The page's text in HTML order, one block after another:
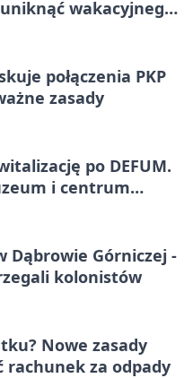
uniknąć wakacyjnego
połączenia PKP
zasady
po DEFUM.
i centrum
Dąbrowie Górniczej -
kolonistów
Nowe zasady
rachunek za odpady